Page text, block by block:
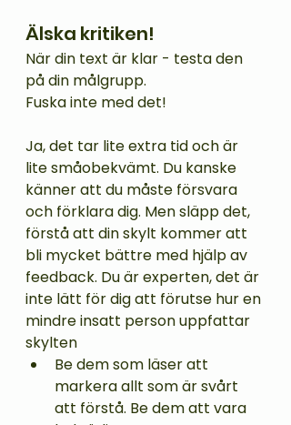
Älska kritiken!
När din text är klar - testa den
på din målgrupp.
Fuska inte med det!
Ja, det tar lite extra tid och är
lite småobekvämt. Du kanske
känner att du måste försvara
och förklara dig. Men släpp det,
förstå att din skylt kommer att
bli mycket bättre med hjälp av
feedback. Du är experten, det är
inte lätt för dig att förutse hur en
mindre insatt person uppfattar
skylten
Be dem som läser att
markera allt som är svårt
att förstå. Be dem att vara